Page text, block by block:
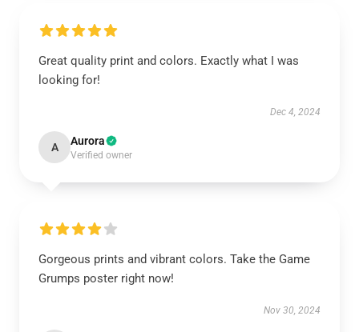
Great quality print and colors. Exactly what I was
looking for!
Dec 4, 2024
A Aurora
Verified owner
Gorgeous prints and vibrant colors. Take the Game
Grumps poster right now!
Nov 30, 2024